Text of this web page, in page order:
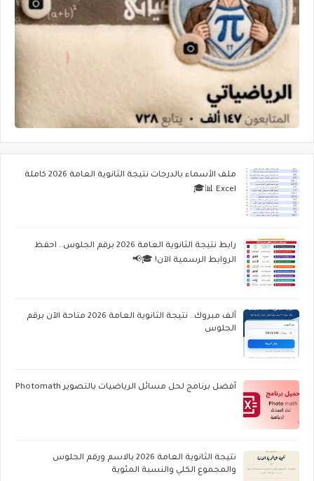
ملف الأسماء بالدرجات نتيجة الثانوية العامة 2026 كاملة
Excel 📊🎓
رابط نتيجة الثانوية العامة 2026 برقم الجلوس.. احفظ
الروابط الرسمية الآن! 🎓📢
ألف مبروك.. نتيجة الثانوية العامة 2026 متاحة الآن برقم
الجلوس
أفضل برنامج لحل مسائل الرياضيات بالتصوير Photomath
نتيجة الثانوية العامة 2026 بالاسم ورقم الجلوس
والمجموع الكلي والنسبة المئوية